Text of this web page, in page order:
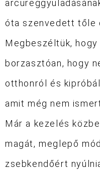
óta szenvedett tőle
Megbeszéltük,
borzasztóan, hogy
otthonról és
amit még nem
Már a kezelés
magát, meglepő
zsebkendőért